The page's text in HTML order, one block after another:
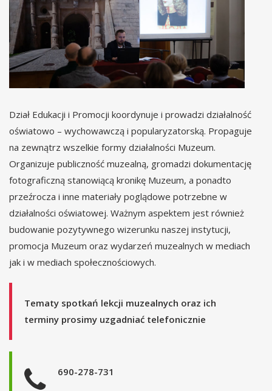
Dział Edukacji i Promocji koordynuje i prowadzi działalność
oświatowo – wychowawczą i popularyzatorską. Propaguje
na zewnątrz wszelkie formy działalności Muzeum.
Organizuje publiczność muzealną, gromadzi dokumentację
fotograficzną stanowiącą kronikę Muzeum, a ponadto
przeźrocza i inne materiały poglądowe potrzebne w
działalności oświatowej. Ważnym aspektem jest również
budowanie pozytywnego wizerunku naszej instytucji,
promocja Muzeum oraz wydarzeń muzealnych w mediach
jak i w mediach społecznościowych.
Tematy spotkań lekcji muzealnych oraz ich
terminy prosimy uzgadniać telefonicznie
690-278-731